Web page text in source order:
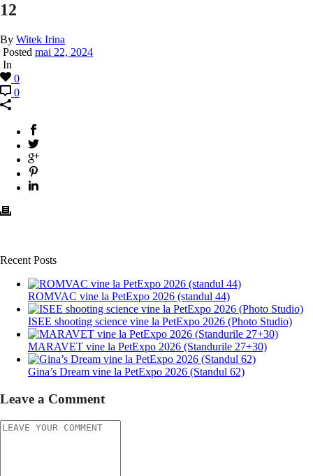
12
By Witek Irina
Posted mai 22, 2024
In
0
0
Recent Posts
ROMVAC vine la PetExpo 2026 (standul 44)
ISEE shooting science vine la PetExpo 2026 (Photo Studio)
MARAVET vine la PetExpo 2026 (Standurile 27+30)
Gina’s Dream vine la PetExpo 2026 (Standul 62)
Leave a Comment